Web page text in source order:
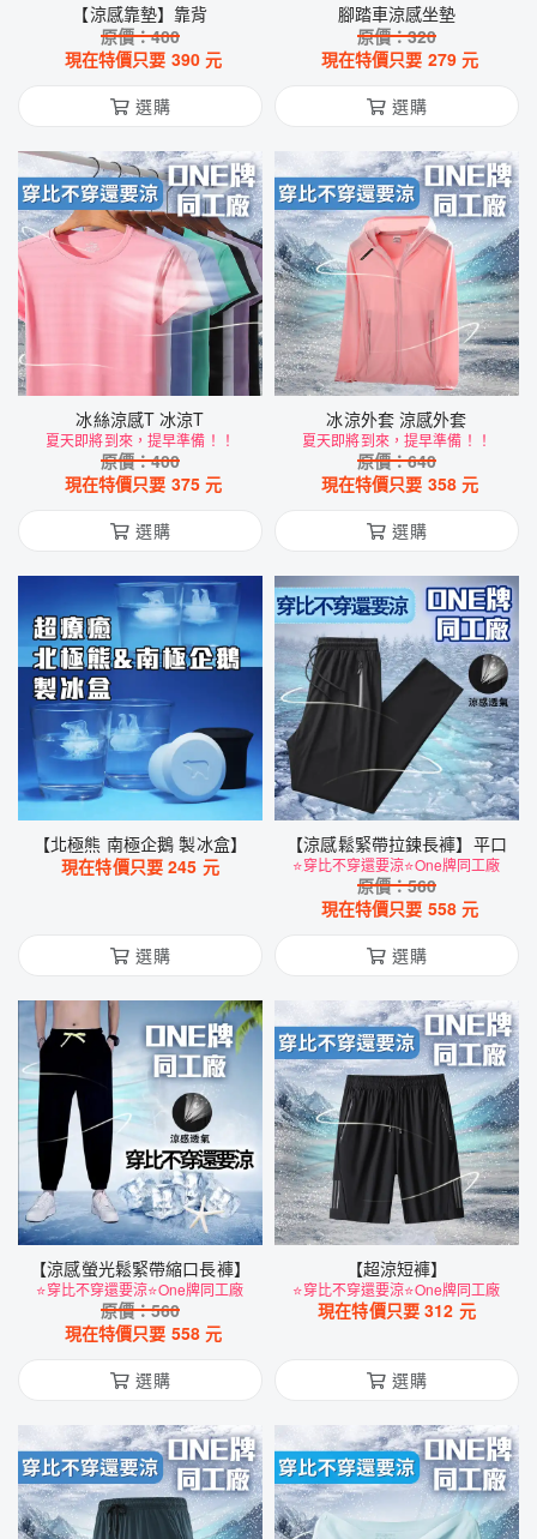
【涼感靠墊】靠背
原價：400
現在特價只要 390 元
選購
腳踏車涼感坐墊
原價：320
現在特價只要 279 元
選購
冰絲涼感T 冰涼T
夏天即將到來，提早準備！！
原價：400
現在特價只要 375 元
選購
冰涼外套 涼感外套
夏天即將到來，提早準備！！
原價：640
現在特價只要 358 元
選購
【北極熊 南極企鵝 製冰盒】
現在特價只要245 元
選購
【涼感鬆緊帶拉鍊長褲】平口
⭐穿比不穿還要涼⭐One牌同工廠
原價：560
現在特價只要 558 元
選購
【涼感螢光鬆緊帶縮口長褲】
⭐穿比不穿還要涼⭐One牌同工廠
原價：560
現在特價只要 558 元
選購
【超涼短褲】
⭐穿比不穿還要涼⭐One牌同工廠
現在特價只要312 元
選購